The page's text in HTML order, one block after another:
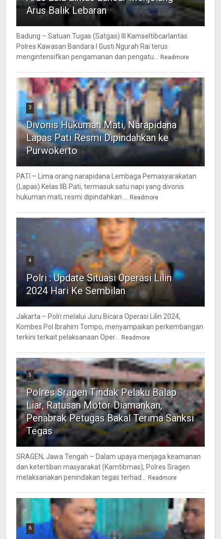
Arus Balik Lebaran
Badung – Satuan Tugas (Satgas) III Kamseltibcarlantas
Polres Kawasan Bandara I Gusti Ngurah Rai terus
mengintensifkan pengamanan dan pengatu...
Readmore
3
Divonis Hukuman Mati, Narapidana
Lapas Pati Resmi Dipindahkan ke
Purwokerto
PATI – Lima orang narapidana Lembaga Pemasyarakatan
(Lapas) Kelas IIB Pati, termasuk satu napi yang divonis
hukuman mati, resmi dipindahkan ...
Readmore
4
Polri : Update Situasi Operasi Lilin
2024 Hari Ke Sembilan
Jakarta – Polri melalui Juru Bicara Operasi Lilin 2024,
Kombes Pol Ibrahim Tompo, menyampaikan perkembangan
terkini terkait pelaksanaan Oper...
Readmore
5
Polres Sragen Tindak Pelaku Balap
Liar, Ratusan Motor Diamankan,
Penabrak Petugas Bakal Terima Sanksi
Tegas
SRAGEN, Jawa Tengah – Dalam upaya menjaga keamanan
dan ketertiban masyarakat (Kamtibmas), Polres Sragen
melaksanakan penindakan tegas terhad...
Readmore
6